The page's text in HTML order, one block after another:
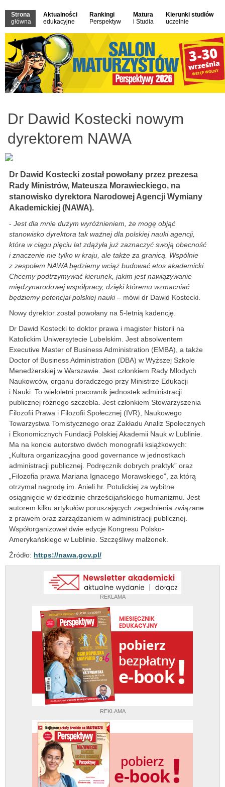
Strona
główna
Aktualności
edukacyjne
Rankingi
Perspektyw
Matura
i Studia
Kierunki studiów
uczelnie
REKLAMA
REKLAMA
Dr Dawid Kostecki nowym
dyrektorem NAWA
Dr Dawid Kostecki został powołany przez prezesa
Rady Ministrów, Mateusza Morawieckiego, na
stanowisko dyrektora Narodowej Agencji Wymiany
Akademickiej (NAWA).
- Jest dla mnie dużym wyróżnieniem, że mogę objąć
stanowisko dyrektora tak ważnej dla polskiej nauki agencji,
która w ciągu pięciu lat zdążyła już zaznaczyć swoją obecność
i znaczenie nie tylko w kraju, ale także za granicą. Wspólnie
z zespołem NAWA będziemy wciąż budować etos akademicki.
Chcemy podtrzymywać kierunek, jakim jest nawiązywanie
międzynarodowej współpracy, dzięki któremu wzmacniać
będziemy potencjał polskiej nauki– mówi dr Dawid Kostecki.
Nowy dyrektor został powołany na 5-letnią kadencję.
Dr Dawid Kostecki to doktor prawa i magister historii na
Katolickim Uniwersytecie Lubelskim. Jest absolwentem
Executive Master of Business Administration (EMBA), a także
Doctor of Business Administration (DBA) w Wyższej Szkole
Menedżerskiej w Warszawie. Jest członkiem Rady Młodych
Naukowców, organu doradczego przy Ministrze Edukacji
i Nauki. To wieloletni pracownik jednostek administracji
publicznej różnego szczebla. Jest członkiem Stowarzyszenia
Filozofii Prawa i Filozofii Społecznej (IVR), Naukowego
Towarzystwa Tomistycznego oraz Zakładu Analiz Społecznych
i Ekonomicznych Fundacji Polskiej Akademii Nauk w Lublinie.
Ma na koncie autorstwo dwóch monografii książkowych:
„Kultura organizacyjna good governance w jednostkach
administracji publicznej. Podręcznik dobrych praktyk” oraz
„Filozofia prawa Mariana Ignacego Morawskiego”, za którą
otrzymał nagrodę im. Anieli hr. Potulickiej za wybitne
osiągnięcie w dziedzinie chrześcijańskiego humanizmu. Jest
autorem kilku artykułów poruszających zagadnienia związane
z prawem oraz zarządzaniem w administracji publicznej.
Współorganizował dwie edycje Kongresu Polsko-
Amerykańskiego w Lublinie. Szczęśliwy małżonek.
Źródło: https://nawa.gov.pl/